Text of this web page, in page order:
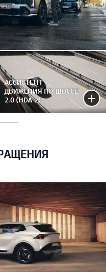
АССИСТЕНТ
ДВИЖЕНИЯ ПО ШОССЕ
2.0 (HDA 2)